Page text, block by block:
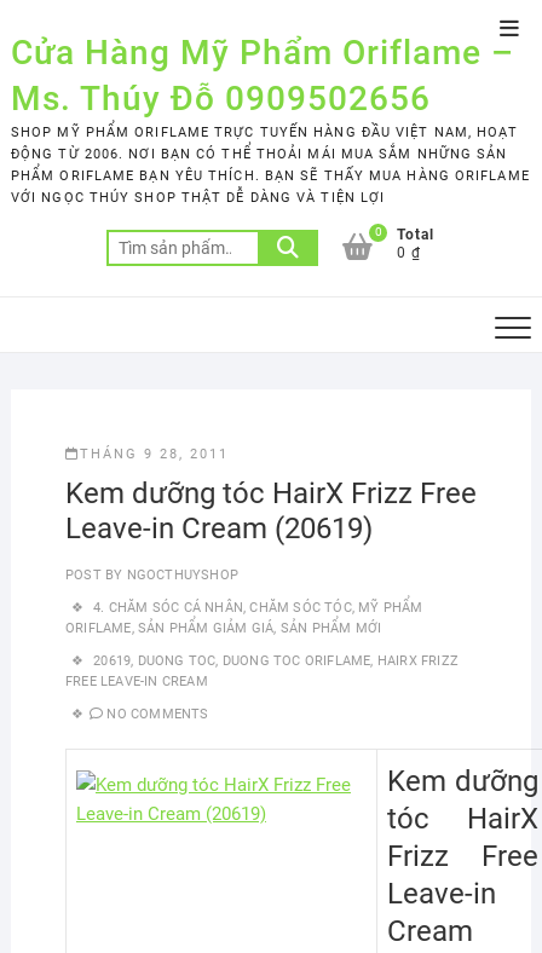
to
content
Cửa Hàng Mỹ Phẩm Oriflame –
Ms. Thúy Đỗ 0909502656
SHOP MỸ PHẨM ORIFLAME TRỰC TUYẾN HÀNG ĐẦU VIỆT NAM, HOẠT
ĐỘNG TỪ 2006. NƠI BẠN CÓ THỂ THOẢI MÁI MUA SẮM NHỮNG SẢN
PHẨM ORIFLAME BẠN YÊU THÍCH. BẠN SẼ THẤY MUA HÀNG ORIFLAME
VỚI NGỌC THÚY SHOP THẬT DỄ DÀNG VÀ TIỆN LỢI
Tìm
kiếm:
0
Total
0 ₫
THÁNG 9 28, 2011
Kem dưỡng tóc HairX Frizz Free
Leave-in Cream (20619)
POST BY NGOCTHUYSHOP
4. CHĂM SÓC CÁ NHÂN,CHĂM SÓC TÓC, MỸ PHẨM
ORIFLAME, SẢN PHẨM GIẢM GIÁ, SẢN PHẨM MỚI
20619, DUONG TOC, DUONG TOC ORIFLAME, HAIRX FRIZZ
FREE LEAVE-IN CREAM
NO COMMENTS
Kem dưỡng
tóc HairX
Frizz Free
Leave-in
Cream